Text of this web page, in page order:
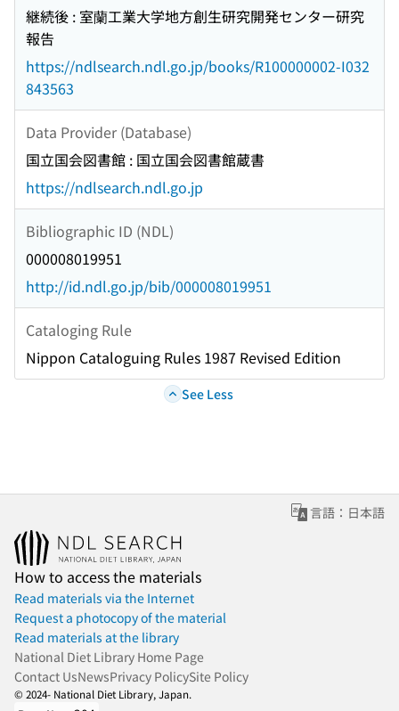
継続後 : 室蘭工業大学地方創生研究開発センター研究
報告
https://ndlsearch.ndl.go.jp/books/R100000002-I032
843563
Data Provider (Database)
国立国会図書館 : 国立国会図書館蔵書
https://ndlsearch.ndl.go.jp
Bibliographic ID (NDL)
000008019951
http://id.ndl.go.jp/bib/000008019951
Cataloging Rule
Nippon Cataloguing Rules 1987 Revised Edition
See Less
言語：日本語
How to access the materials
Read materials via the Internet
Request a photocopy of the material
Read materials at the library
National Diet Library Home Page
Contact UsNewsPrivacy PolicySite Policy
© 2024- National Diet Library, Japan.